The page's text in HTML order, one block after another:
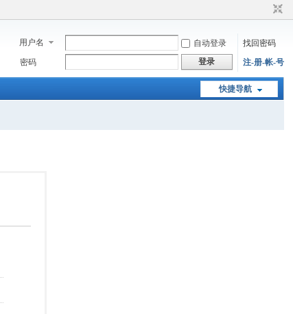
用户名 自动登录
找回密码
密码
登录 注-册-帐-号
快捷导航